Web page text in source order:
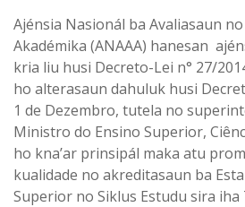
Ajénsia Nasionál ba Avaliasaun
Akadémika (ANAAA) hanesan
kria liu husi Decreto-Lei n° 27/
ho alterasaun dahuluk husi
1 de Dezembro, tutela no
Ministro do Ensino Superior,
ho kna’ar prinsipál maka atu
kualidade no akreditasaun ba
Superior no Siklus Estudu sira iha